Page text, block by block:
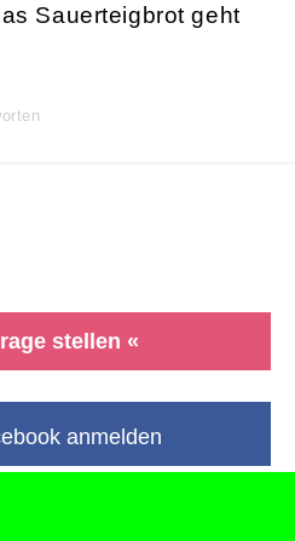
Sauerteigbrot geht
stellen «
anmelden